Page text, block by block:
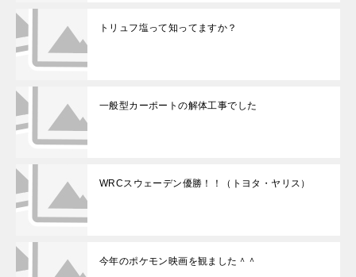
トリュフ塩って知ってますか？
一般型カーポートの解体工事でした
WRCスウェーデン優勝！！（トヨタ・ヤリス）
今年のポケモン映画を観ました＾＾